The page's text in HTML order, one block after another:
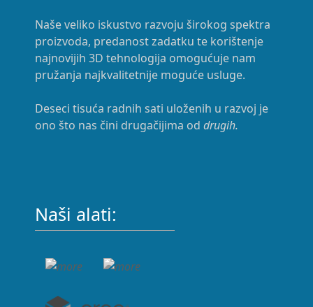
Naše veliko iskustvo razvoju širokog spektra
proizvoda, predanost zadatku te korištenje
najnovijih 3D tehnologija omogućuje nam
pružanja najkvalitetnije moguće usluge.
Deseci tisuća radnih sati uloženih u razvoj je
ono što nas čini drugačijima od drugih.
Naši alati: